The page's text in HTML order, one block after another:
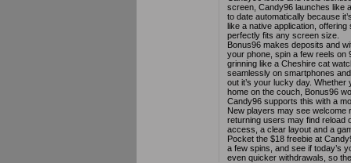
screen, Candy96 launches like
to date automatically because
like a native application,
perfectly fits any screen size.
Bonus96 makes deposits and
your phone, spin a few reels on
grinning like a Cheshire cat
seamlessly on smartphones
out it’s your lucky day.
home on the couch, Bonus96
Candy96 supports this with a
New players may see welcome
returning users may find reload
access, a clear layout and a
Pocket the $18 freebie at
a few spins, and see if today’s
even quicker withdrawals, so